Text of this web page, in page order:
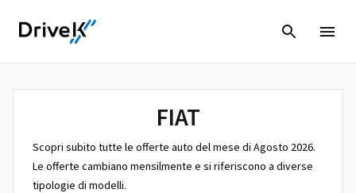
FIAT
Scopri subito tutte le offerte auto del mese di Agosto 2026.
Le offerte cambiano mensilmente e si riferiscono a diverse
tipologie di modelli.